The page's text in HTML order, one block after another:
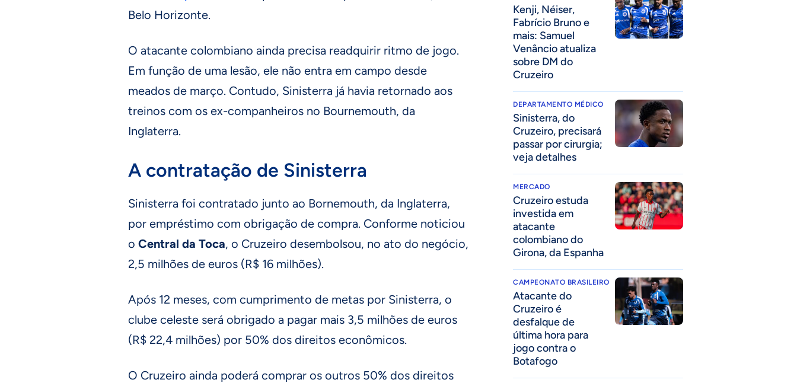
Belo Horizonte.
O atacante colombiano ainda precisa readquirir ritmo de jogo.
Em função de uma lesão, ele não entra em campo desde
meados de março. Contudo, Sinisterra já havia retornado aos
treinos com os ex-companheiros no Bournemouth, da
Inglaterra.
A contratação de Sinisterra
Sinisterra foi contratado junto ao Bornemouth, da Inglaterra,
por empréstimo com obrigação de compra. Conforme noticiou
o Central da Toca, o Cruzeiro desembolsou, no ato do negócio,
2,5 milhões de euros (R$ 16 milhões).
Após 12 meses, com cumprimento de metas por Sinisterra, o
clube celeste será obrigado a pagar mais 3,5 milhões de euros
(R$ 22,4 milhões) por 50% dos direitos econômicos.
O Cruzeiro ainda poderá comprar os outros 50% dos direitos
Kenji, Néiser,
Fabrício Bruno e
mais: Samuel
Venâncio atualiza
sobre DM do
Cruzeiro
DEPARTAMENTO MÉDICO
Sinisterra, do
Cruzeiro, precisará
passar por cirurgia;
veja detalhes
MERCADO
Cruzeiro estuda
investida em
atacante
colombiano do
Girona, da Espanha
CAMPEONATO BRASILEIRO
Atacante do
Cruzeiro é
desfalque de
última hora para
jogo contra o
Botafogo